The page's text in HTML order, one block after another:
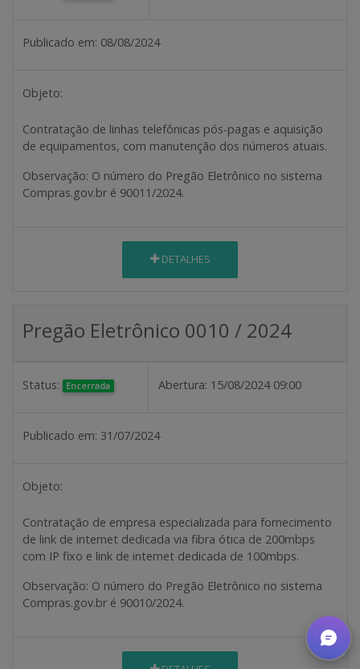
Publicado em: 08/08/2024
Objeto:
Contratação de linhas telefônicas pós-pagas e aquisição
de equipamentos, com manutenção dos números atuais.
Observação: O número do Pregão Eletrônico no sistema
Compras.gov.br é 90011/2024.
DETALHES
Pregão Eletrônico 0010 / 2024
Status: Encerrada Abertura: 15/08/2024 09:00
Publicado em: 31/07/2024
Objeto:
Contratação de empresa especializada para fornecimento
de link de internet dedicada via fibra ótica de 200mbps
com IP fixo e link de internet dedicada de 100mbps.
Observação: O número do Pregão Eletrônico no sistema
Compras.gov.br é 90010/2024.